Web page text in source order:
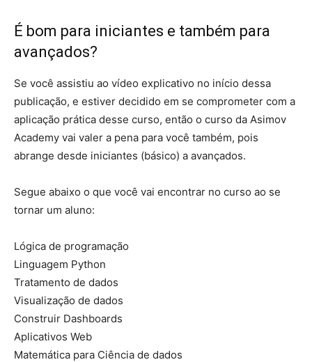
É bom para iniciantes e também para
avançados?
Se você assistiu ao vídeo explicativo no início dessa
publicação, e estiver decidido em se comprometer com a
aplicação prática desse curso, então o curso da Asimov
Academy vai valer a pena para você também, pois
abrange desde iniciantes (básico) a avançados.
Segue abaixo o que você vai encontrar no curso ao se
tornar um aluno:
Lógica de programação
Linguagem Python
Tratamento de dados
Visualização de dados
Construir Dashboards
Aplicativos Web
Matemática para Ciência de dados